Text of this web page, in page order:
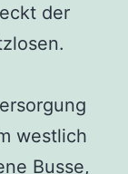
der
westlich
Busse,